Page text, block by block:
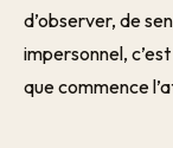
d’observer, de
impersonnel,
que commence